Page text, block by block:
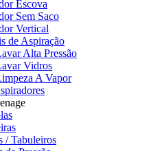
Escova
Sem Saco
Vertical
de Aspiração
Alta Pressão
Vidros
A Vapor
/ Tabuleiros